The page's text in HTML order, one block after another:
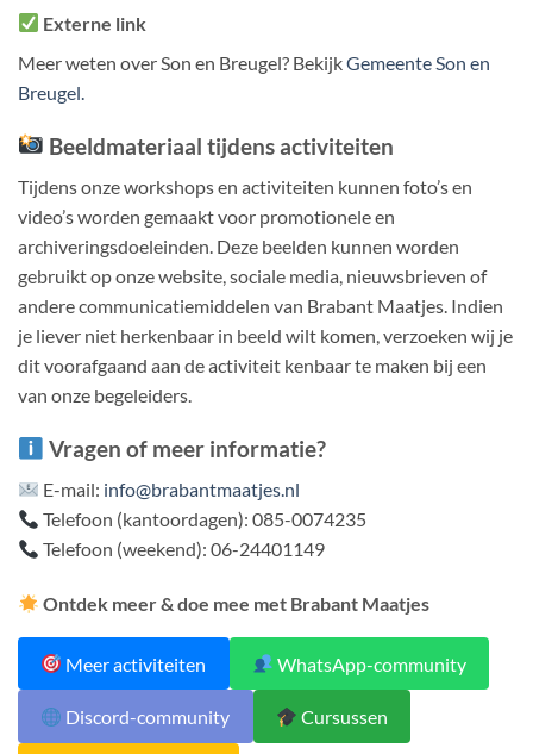
Externe link
Meer weten over Son en Breugel? BekijkGemeente Son en
Breugel.
Beeldmateriaal tijdens activiteiten
Tijdens onze workshops en activiteiten kunnen foto’s en
video’s worden gemaakt voor promotionele en
archiveringsdoeleinden. Deze beelden kunnen worden
gebruikt op onze website, sociale media, nieuwsbrieven of
andere communicatiemiddelen van Brabant Maatjes. Indien
je liever niet herkenbaar in beeld wilt komen, verzoeken wij je
dit voorafgaand aan de activiteit kenbaar te maken bij een
van onze begeleiders.
Vragen of meer informatie?
E-mail: info@brabantmaatjes.nl
Telefoon (kantoordagen): 085-0074235
Telefoon (weekend): 06-24401149
Ontdek meer & doe mee met Brabant Maatjes
Meer activiteiten WhatsApp-community
Discord-community Cursussen